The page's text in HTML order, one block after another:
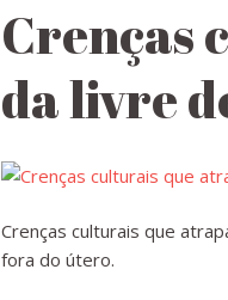
Crenças
da livre
Crenças culturais que
fora do útero.